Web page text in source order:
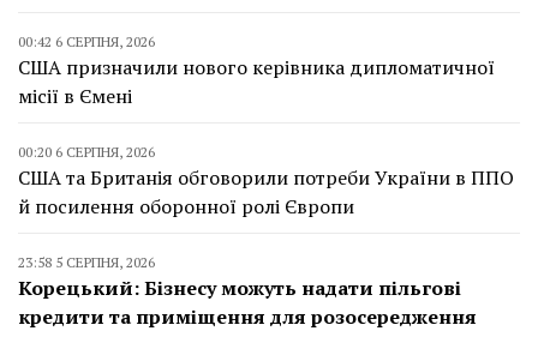
00:42 6 СЕРПНЯ, 2026
США призначили нового керівника дипломатичної
місії в Ємені
00:20 6 СЕРПНЯ, 2026
США та Британія обговорили потреби України в ППО
й посилення оборонної ролі Європи
23:58 5 СЕРПНЯ, 2026
Корецький: Бізнесу можуть надати пільгові
кредити та приміщення для розосередження